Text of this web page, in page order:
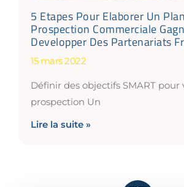
5 Etapes Pour Elaborer Un
Prospection Commerciale
Developper Des Partenariats
15 mars 2022
Définir des objectifs SMART
prospection Un
Lire la suite »